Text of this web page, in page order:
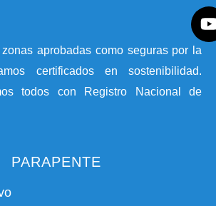
aprobadas como seguras por la
certificados en sostenibilidad.
todos con Registro Nacional de
PARAPENTE